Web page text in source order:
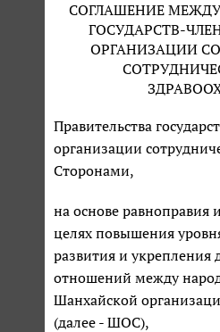
СОГЛАШЕНИЕ
ГОСУДАРСТВ-
ОРГАНИЗАЦИИ
Правительства
организации
Сторонами,
на основе равноправия
целях повышения
развития и укрепления
отношений между
Шанхайской
(далее - ШОС),